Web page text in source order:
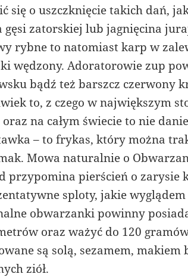
się o uszczknięcie takich dań,
gęsi zatorskiej lub jagnięcina
rybne to natomiast karp w
wędzony. Adoratorowie zup
bądź też barszcz czerwony
to, z czego w największym
oraz na całym świecie to nie
– to frykas, który można
Mowa naturalnie o
przypomina pierścień o zarysie
sploty, jakie
obwarzanki powinny
oraz ważyć do 120
są solą, sezamem, makiem
ziół.